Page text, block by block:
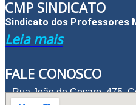
CMP SINDICATO
Sindicato dos Professores
Leia mais
FALE CONOSCO
Rua João de Cesaro, 475,